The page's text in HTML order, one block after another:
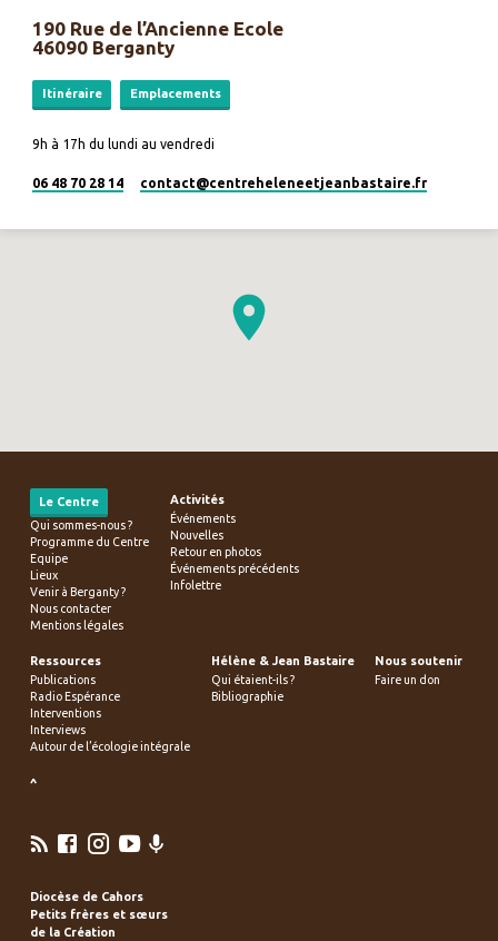
190 Rue de l’Ancienne Ecole
46090 Berganty
Itinéraire Emplacements
9h à 17h du lundi au vendredi
06 48 70 28 14 contact​@centreheleneetjeanbastaire.fr
Le Centre
Qui sommes-nous ?
Programme du Centre
Equipe
Lieux
Venir à Berganty ?
Nous contacter
Mentions légales
Activités
Événements
Nouvelles
Retour en photos
Événements précédents
Infolettre
Ressources
Publications
Radio Espérance
Interventions
Interviews
Autour de l’écologie intégrale
Hélène & Jean Bastaire
Qui étaient-ils ?
Bibliographie
Nous soutenir
Faire un don
^
Diocèse de Cahors
Petits frères et sœurs
de la Création